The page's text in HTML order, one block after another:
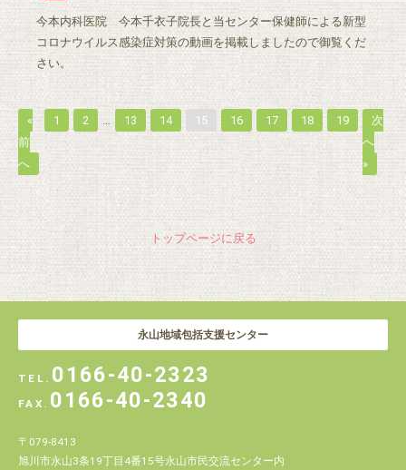
今本内科医院 今本千衣子院長と当センター保健師による新型
コロナウイルス感染症対策の動画を掲載しましたので御覧くだ
さい。
«
前
へ
1 2 … 13 14 15 16 17 18 19
次
へ
»
トップページに戻る
永山地域包括支援センター
TEL. 0166-40-2323
FAX. 0166-40-2340
〒079-8413
旭川市永山3条19丁目4番15号永山市民交流センター内